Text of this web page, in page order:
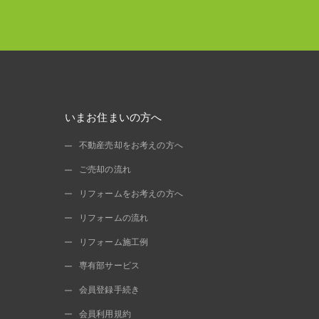
いまお住まいの方へ
不動産売却をお考えの方へ
ご売却の流れ
リフォームをお考えの方へ
リフォームの流れ
リフォーム施工例
専有部サービス
会員登録手続き
会員利用規約